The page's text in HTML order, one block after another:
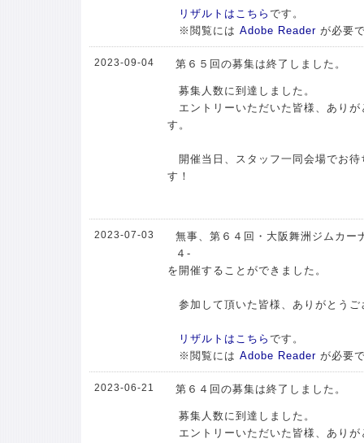
リザルトはこちら です。
※閲覧には Adobe Reader が必要
2023-09-04 第６５回の募集は終了しました。
募集人数に到達しました。
エントリーいただいた皆様、ありが
す。
開催当日、スタッフ一同会場でお待
す！
2023-07-03
無事、第６４回・大阪舞洲ジムカー
４-
を開催することができました。
参加して頂いた皆様、ありがとうご
リザルトはこちら です。
※閲覧には Adobe Reader が必要
2023-06-21 第６４回の募集は終了しました。
募集人数に到達しました。
エントリーいただいた皆様、ありが